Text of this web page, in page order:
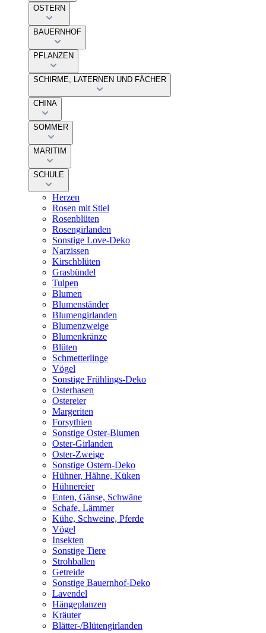
OSTERN
BAUERNHOF
PFLANZEN
SCHIRME, LATERNEN UND FÄCHER
CHINA
SOMMER
MARITIM
SCHULE
Herzen
Rosen mit Stiel
Rosenblüten
Rosengirlanden
Sonstige Love-Deko
Narzissen
Kirschblüten
Grasbündel
Tulpen
Blumen
Blumenständer
Blumengirlanden
Blumenzweige
Blumenkränze
Blüten
Schmetterlinge
Vögel
Sonstige Frühlings-Deko
Osterhasen
Ostereier
Margeriten
Forsythien
Sonstige Oster-Blumen
Oster-Girlanden
Oster-Zweige
Sonstige Ostern-Deko
Hühner, Hähne, Küken
Hühnereier
Enten, Gänse, Schwäne
Schafe, Lämmer
Kühe, Schweine, Pferde
Vögel
Insekten
Sonstige Tiere
Strohballen
Getreide
Sonstige Bauernhof-Deko
Lavendel
Hängeplanzen
Kräuter
Blätter-/Blütengirlanden